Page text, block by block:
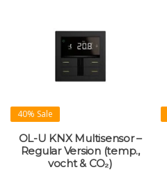
40% Sale
OL-U KNX Multisensor –
Regular Version (temp.,
vocht & CO₂)